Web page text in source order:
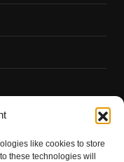
like cookies to store
these technologies will